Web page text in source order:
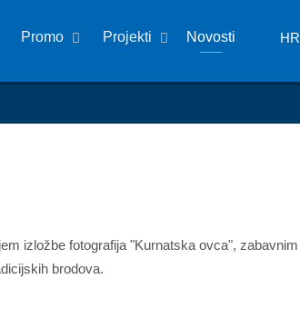
Promo Projekti Novosti HR
izložbe fotografija "Kurnatska ovca", zabavnim
brodova.